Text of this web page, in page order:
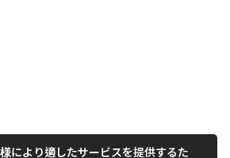
により適したサービスを提供するた